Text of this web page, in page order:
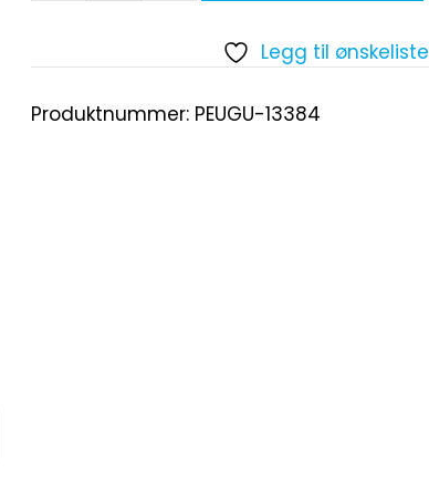
Legg til ønskeliste
Produktnummer: PEUGU-13384